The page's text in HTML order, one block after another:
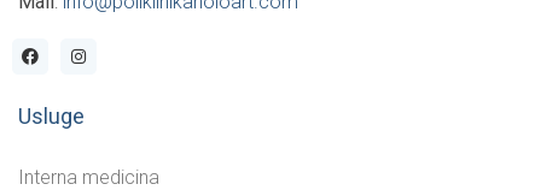
Usluge
Interna medicina